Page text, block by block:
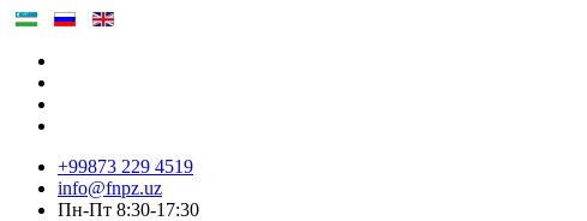
+99873 229 4519
info@fnpz.uz
Пн-Пт 8:30-17:30